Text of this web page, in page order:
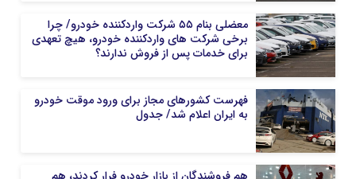
معضلی بنام ۵۵ شرکت واردکننده خودرو/ چرا
برخی شرکت های واردکننده خودرو، هیچ تعهدی
برای خدمات پس از فروش ندارند؟
فهرست کشورهای مجاز برای ورود موقت خودرو
به ایران اعلام شد/ جدول